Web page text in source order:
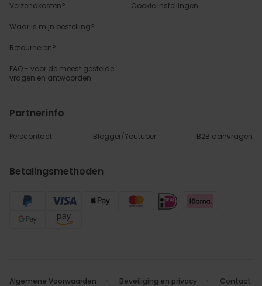
Verzendkosten?
Waar is mijn bestelling?
Retourneren?
FAQ - voor de meest gestelde
vragen en antwoorden
Cookie instellingen
Partnerinfo
Perscontact Blogger/Youtuber B2B aanvragen
Betalingsmethoden
Algemene Voorwaarden Beveiliging en privacy Contact